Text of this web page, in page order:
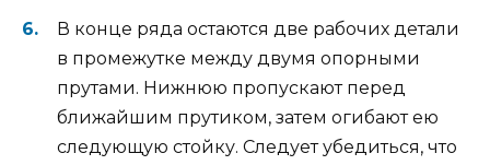
В конце ряда остаются две рабочих детали
в промежутке между двумя опорными
прутами. Нижнюю пропускают перед
ближайшим прутиком, затем огибают ею
следующую стойку. Следует убедиться, что